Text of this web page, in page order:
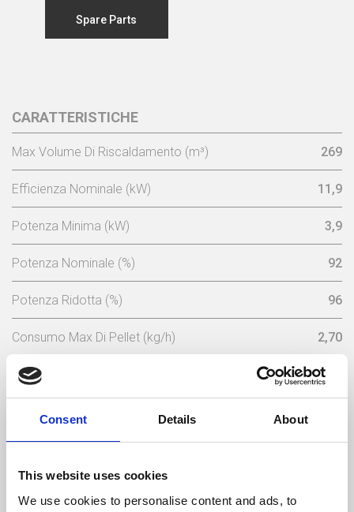
Consent Details About
This website uses cookies
We use cookies to personalise content and ads, to
Spare Parts
CARATTERISTICHE
Max Volume Di Riscaldamento (m³) 269
Efficienza Nominale (kW) 11,9
Potenza Minima (kW) 3,9
Potenza Nominale (%) 92
Potenza Ridotta (%) 96
Consumo Max Di Pellet (kg/h) 2,70
Consumo Minimo Pellet (kg/h) 0,9
Capacita Serbatoio (Kg)